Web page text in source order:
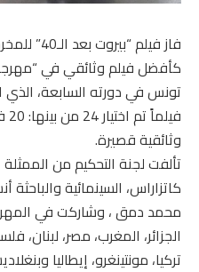
فاز فيلم
كأفضل فيلم وثائقي في
وثائقية قصيرة.
تألفت لجنة التحكيم من
كاتزاراس، السينمائية
الجزائر، المغرب، مصر، لبنان،
تركيا، مونتينغرو، إيطاليا